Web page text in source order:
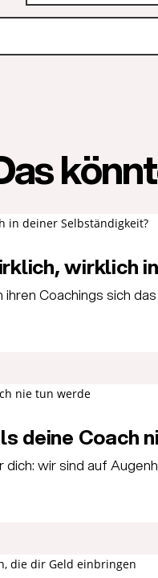
wirklich
Coachings sich
deine Coach
wir sind auf